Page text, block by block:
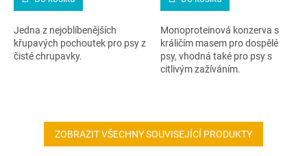
Jedna z nejoblíbenějších
křupavých pochoutek pro psy z
čisté chrupavky.
Monoproteinová konzerva s
králičím masem pro dospělé
psy, vhodná také pro psy s
citlivým zažíváním.
ZOBRAZIT VŠECHNY SOUVISEJÍCÍ PRODUKTY